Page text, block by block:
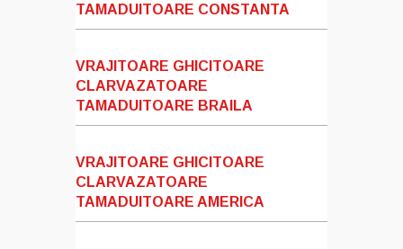
TAMADUITOARE CONSTANTA
VRAJITOARE GHICITOARE
CLARVAZATOARE
TAMADUITOARE BRAILA
VRAJITOARE GHICITOARE
CLARVAZATOARE
TAMADUITOARE AMERICA